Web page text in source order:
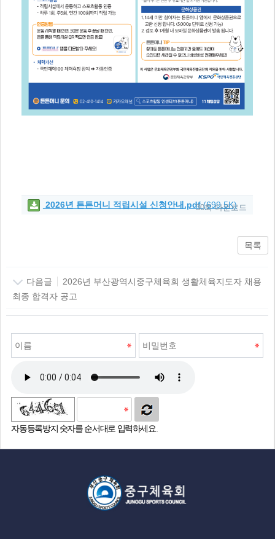
2026년 튼튼머니 적립시설 신청안내.pdf(699.5K)
30회 다운로드
목록
다음글
2026년 부산광역시중구체육회 생활체육지도자 채용
최종 합격자 공고
자동등록방지 숫자를 순서대로 입력하세요.